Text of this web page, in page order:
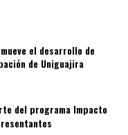
el desarrollo de
de Uniguajira
del programa Impacto